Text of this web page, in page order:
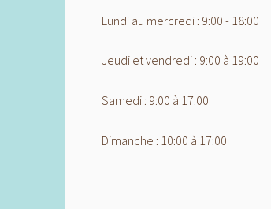
Lundi au mercredi : 9:00 - 18:00
Jeudi et vendredi : 9:00 à 19:00
Samedi : 9:00 à 17:00
Dimanche : 10:00 à 17:00